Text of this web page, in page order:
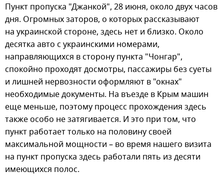
Пункт пропуска "Джанкой", 28 июня, около двух часов
дня. Огромных заторов, о которых рассказывают
на украинской стороне, здесь нет и близко. Около
десятка авто с украинскими номерами,
направляющихся в сторону пункта "Чонгар",
спокойно проходят досмотры, пассажиры без суеты
и лишней нервозности оформляют в "окнах"
необходимые документы. На въезде в Крым машин
еще меньше, поэтому процесс прохождения здесь
также особо не затягивается. И это при том, что
пункт работает только на половину своей
максимальной мощности – во время нашего визита
на пункт пропуска здесь работали пять из десяти
имеющихся полос.